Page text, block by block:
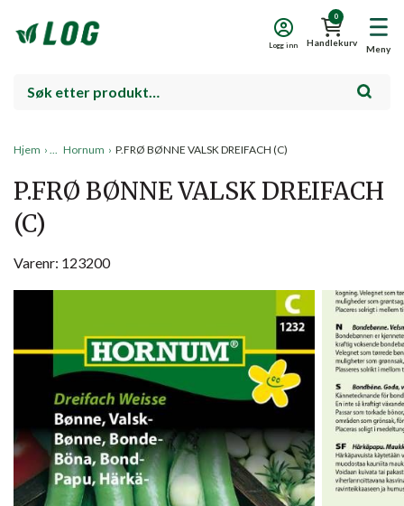
Meny
0
Handlekurv
Logg inn
Hjem › Hornum › P.FRØ BØNNE VALSK DREIFACH (C)
P.FRØ BØNNE VALSK DREIFACH
(C)
Varenr: 123200